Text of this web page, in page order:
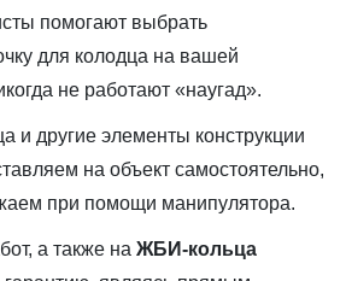
помогают выбрать
для колодца на вашей
не работают «наугад».
и другие элементы конструкции
на объект самостоятельно,
при помощи манипулятора.
а также на ЖБИ-кольца